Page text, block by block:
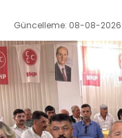
Güncelleme: 08-08-2026